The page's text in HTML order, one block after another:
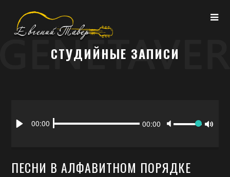
СТУДИЙНЫЕ ЗАПИСИ
Seek
Current
00:00 Duration
00:00 Volume
ПЕСНИ В АЛФАВИТНОМ ПОРЯДКЕ